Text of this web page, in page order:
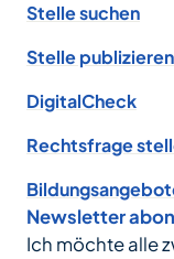
Stelle suchen
Stelle publizieren
DigitalCheck
Rechtsfrage
Newsletter
Ich möchte alle